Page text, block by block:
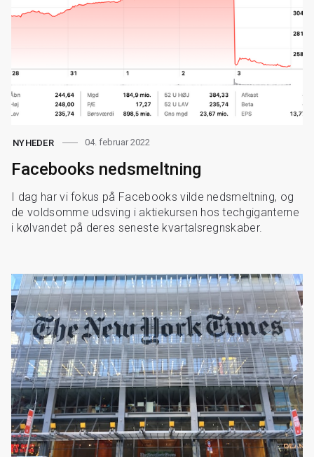
NYHEDER 04. februar 2022
Facebooks nedsmeltning
I dag har vi fokus på Facebooks vilde nedsmeltning, og
de voldsomme udsving i aktiekursen hos techgiganterne
i kølvandet på deres seneste kvartalsregnskaber.